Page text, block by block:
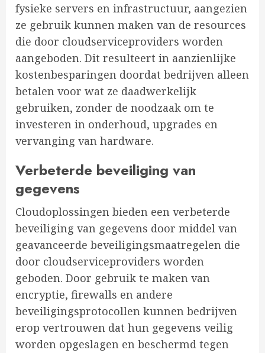
fysieke servers en infrastructuur, aangezien
ze gebruik kunnen maken van de resources
die door cloudserviceproviders worden
aangeboden. Dit resulteert in aanzienlijke
kostenbesparingen doordat bedrijven alleen
betalen voor wat ze daadwerkelijk
gebruiken, zonder de noodzaak om te
investeren in onderhoud, upgrades en
vervanging van hardware.
Verbeterde beveiliging van
gegevens
Cloudoplossingen bieden een verbeterde
beveiliging van gegevens door middel van
geavanceerde beveiligingsmaatregelen die
door cloudserviceproviders worden
geboden. Door gebruik te maken van
encryptie, firewalls en andere
beveiligingsprotocollen kunnen bedrijven
erop vertrouwen dat hun gegevens veilig
worden opgeslagen en beschermd tegen